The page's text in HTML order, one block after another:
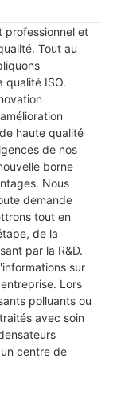
professionnel et
Tout au
qualité ISO.
haute qualité
de nos
borne
Nous
demande
tout en
de la
par la R&D.
sur
Lors
polluants ou
avec soin
centre de